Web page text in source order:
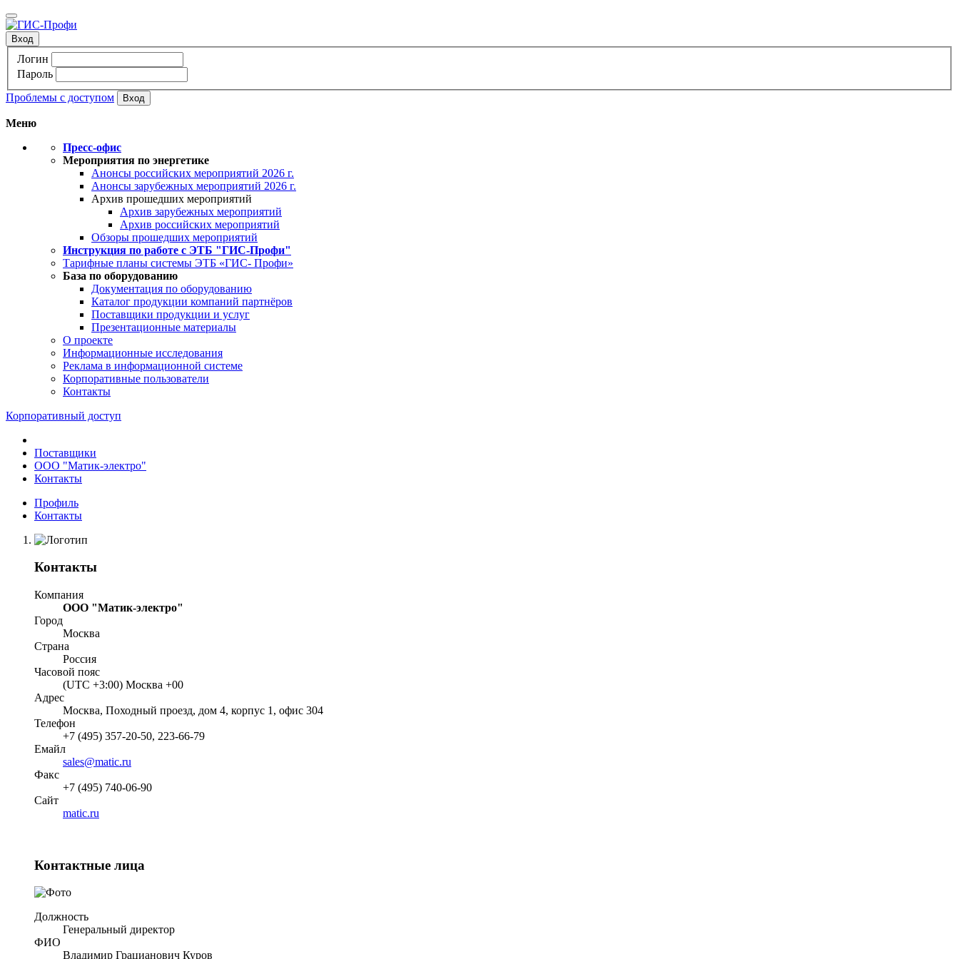
Вход
Логин
Пароль
Проблемы с доступом
Меню
Пресс-офис
Мероприятия по энергетике
Анонсы российских мероприятий 2026 г.
Анонсы зарубежных мероприятий 2026 г.
Архив прошедших мероприятий
Архив зарубежных мероприятий
Архив российских мероприятий
Обзоры прошедших мероприятий
Инструкция по работе с ЭТБ "ГИС-Профи"
Тарифные планы системы ЭТБ «ГИС- Профи»
База по оборудованию
Документация по оборудованию
Каталог продукции компаний партнёров
Поставщики продукции и услуг
Презентационные материалы
О проекте
Информационные исследования
Реклама в информационной системе
Корпоративные пользователи
Контакты
Корпоративный доступ
Поставщики
ООО "Матик-электро"
Контакты
Профиль
Контакты
Контакты
Компания
ООО "Матик-электро"
Город
Москва
Страна
Россия
Часовой пояс
(UTC +3:00) Москва +00
Адрес
Москва, Походный проезд, дом 4, корпус 1, офис 304
Телефон
+7 (495) 357-20-50, 223-66-79
Емайл
sales@matic.ru
Факс
+7 (495) 740-06-90
Cайт
matic.ru
Контактные лица
Должность
Генеральный директор
ФИО
Владимир Грацианович Куров